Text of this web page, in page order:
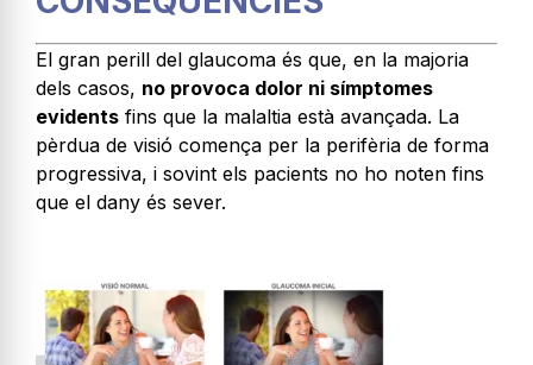
El gran perill del glaucoma és que, en la majoria
dels casos, no provoca dolor ni símptomes
evidents fins que la malaltia està avançada. La
pèrdua de visió comença per la perifèria de forma
progressiva, i sovint els pacients no ho noten fins
que el dany és sever.